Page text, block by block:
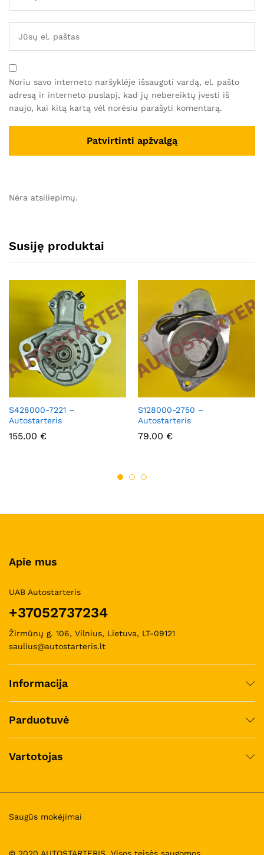
Noriu savo interneto naršyklėje išsaugoti vardą, el. pašto
adresą ir interneto puslapį, kad jų nebereiktų įvesti iš
naujo, kai kitą kartą vėl norėsiu parašyti komentarą.
Nėra atsiliepimų.
Susiję produktai
S428000-7221 –
Autostarteris
155.00 €
S128000-2750 –
Autostarteris
79.00 €
Apie mus
UAB Autostarteris
+37052737234
Žirmūnų g. 106, Vilnius, Lietuva, LT-09121
saulius@autostarteris.lt
Informacija
Parduotuvė
Vartotojas
Saugūs mokėjimai